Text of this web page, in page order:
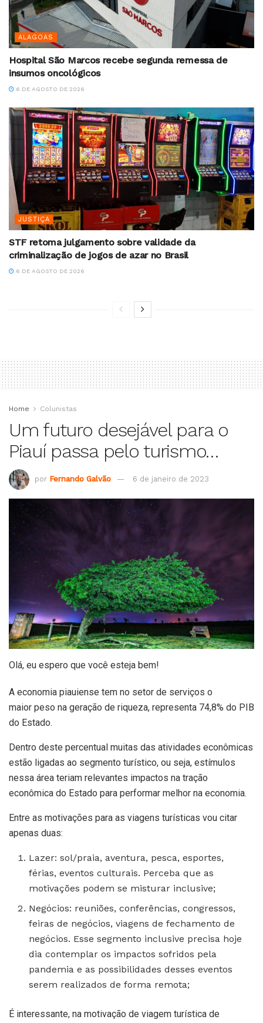
ALAGOAS
Hospital São Marcos recebe segunda remessa de
insumos oncológicos
6 DE AGOSTO DE 2026
JUSTIÇA
STF retoma julgamento sobre validade da
criminalização de jogos de azar no Brasil
6 DE AGOSTO DE 2026
Home Colunistas
Um futuro desejável para o
Piauí passa pelo turismo…
por Fernando Galvão 6 de janeiro de 2023
Olá, eu espero que você esteja bem!
A economia piauiense tem no setor de serviços o
maior peso na geração de riqueza, representa 74,8% do PIB
do Estado.
Dentro deste percentual muitas das atividades econômicas
estão ligadas ao segmento turístico, ou seja, estímulos
nessa área teriam relevantes impactos na tração
econômica do Estado para performar melhor na economia.
Entre as motivações para as viagens turísticas vou citar
apenas duas:
Lazer: sol/praia, aventura, pesca, esportes,
férias, eventos culturais. Perceba que as
motivações podem se misturar inclusive;
Negócios: reuniões, conferências, congressos,
feiras de negócios, viagens de fechamento de
negócios. Esse segmento inclusive precisa hoje
dia contemplar os impactos sofridos pela
pandemia e as possibilidades desses eventos
serem realizados de forma remota;
É interessante, na motivação de viagem turística de